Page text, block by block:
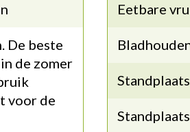
De beste
de zomer
voor de
Eetbare